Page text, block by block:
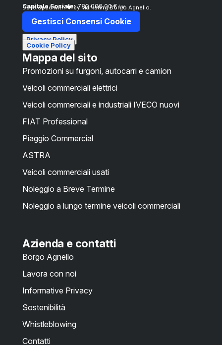
Capitale Sociale:780.000,00 € i.v.
Developed with ❤ by Marketing Borgo Agnello.
Gestisci Consensi Cookie
Privacy Policy
Cookie Policy
Mappa del sito
Promozioni su furgoni, autocarri e camion
Veicoli commerciali elettrici
Veicoli commerciali e industriali IVECO nuovi
FIAT Professional
Piaggio Commercial
ASTRA
Veicoli commerciali usati
Noleggio a Breve Termine
Noleggio a lungo termine veicoli commerciali
Azienda e contatti
Borgo Agnello
Lavora con noi
Informative Privacy
Sostenibilità
Whistleblowing
Contatti